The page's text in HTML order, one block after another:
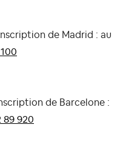
de Madrid : au
de Barcelone :
89 920